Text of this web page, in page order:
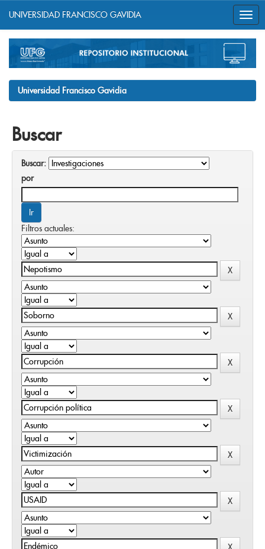
navigation
UNIVERSIDAD FRANCISCO GAVIDIA
Universidad Francisco Gavidia
Buscar
Buscar:
por
Filtros actuales: